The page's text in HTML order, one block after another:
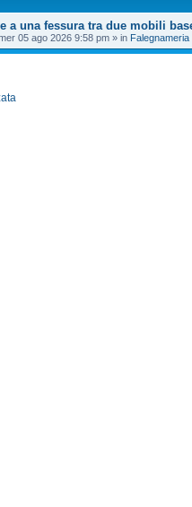
a una fessura tra due mobili
05 ago 2026 9:58 pm » in Falegnameria